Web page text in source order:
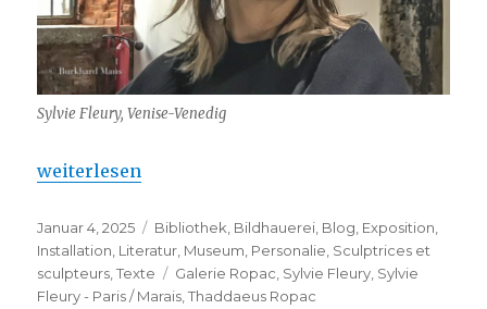
Sylvie Fleury, Venise-Venedig
„Sylvie Fleury – Paris / Marais“
weiterlesen
Veröffentlicht
am
Januar 4, 2025 Kategorien
Bibliothek, Bildhauerei, Blog, Exposition,
Installation, Literatur, Museum, Personalie, Sculptrices et
sculpteurs,Texte Schlagwörter
Galerie Ropac, Sylvie Fleury, Sylvie
Fleury - Paris / Marais,Thaddaeus Ropac